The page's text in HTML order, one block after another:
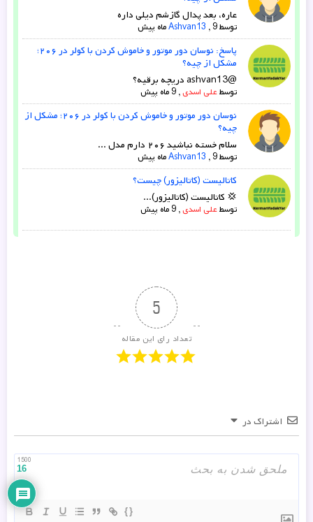
عاره، بعد پدال گازشم دیلی داره
توسط Ashvan13,9 ماه پیش
پاسخ: نوسان دور موتور و خاموش کردن با کولر در ۲۰۶؛
مشکل از چیه؟
@ashvan13 دریچه برقیه؟
توسط علی اسدی,9 ماه پیش
نوسان دور موتور و خاموش کردن با کولر در ۲۰۶؛ مشکل از
چیه؟
سلام خسته نباشید ۲۰۶ دارم مدل ...
توسط Ashvan13,9 ماه پیش
کاتالیست (کاتالیزور) چیست؟
💢 کاتالیست (کاتالیزور)...
توسطعلی اسدی,9 ماه پیش
5
تعداد رای این مقاله
اشتراک در
1500
16